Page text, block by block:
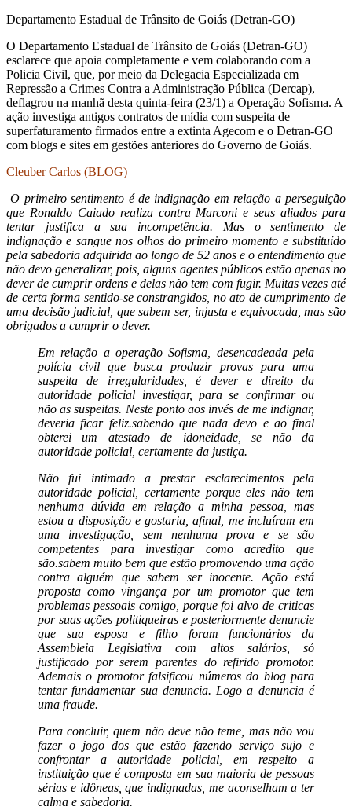
Departamento Estadual de Trânsito de Goiás (Detran-GO)
O Departamento Estadual de Trânsito de Goiás (Detran-GO)
esclarece que apoia completamente e vem colaborando com a
Policia Civil, que, por meio da Delegacia Especializada em
Repressão a Crimes Contra a Administração Pública (Dercap),
deflagrou na manhã desta quinta-feira (23/1) a Operação Sofisma. A
ação investiga antigos contratos de mídia com suspeita de
superfaturamento firmados entre a extinta Agecom e o Detran-GO
com blogs e sites em gestões anteriores do Governo de Goiás.
Cleuber Carlos (BLOG)
O primeiro sentimento é de indignação em relação a perseguição
que Ronaldo Caiado realiza contra Marconi e seus aliados para
tentar justifica a sua incompetência. Mas o sentimento de
indignação e sangue nos olhos do primeiro momento e substituído
pela sabedoria adquirida ao longo de 52 anos e o entendimento que
não devo generalizar, pois, alguns agentes públicos estão apenas no
dever de cumprir ordens e delas não tem com fugir. Muitas vezes até
de certa forma sentido-se constrangidos, no ato de cumprimento de
uma decisão judicial, que sabem ser, injusta e equivocada, mas são
obrigados a cumprir o dever.
Em relação a operação Sofisma, desencadeada pela
polícia civil que busca produzir provas para uma
suspeita de irregularidades, é dever e direito da
autoridade policial investigar, para se confirmar ou
não as suspeitas. Neste ponto aos invés de me indignar,
deveria ficar feliz.sabendo que nada devo e ao final
obterei um atestado de idoneidade, se não da
autoridade policial, certamente da justiça.
Não fui intimado a prestar esclarecimentos pela
autoridade policial, certamente porque eles não tem
nenhuma dúvida em relação a minha pessoa, mas
estou a disposição e gostaria, afinal, me incluíram em
uma investigação, sem nenhuma prova e se são
competentes para investigar como acredito que
são.sabem muito bem que estão promovendo uma ação
contra alguém que sabem ser inocente. Ação está
proposta como vingança por um promotor que tem
problemas pessoais comigo, porque foi alvo de criticas
por suas ações politiqueiras e posteriormente denuncie
que sua esposa e filho foram funcionários da
Assembleia Legislativa com altos salários, só
justificado por serem parentes do refirido promotor.
Ademais o promotor falsificou números do blog para
tentar fundamentar sua denuncia. Logo a denuncia é
uma fraude.
Para concluir, quem não deve não teme, mas não vou
fazer o jogo dos que estão fazendo serviço sujo e
confrontar a autoridade policial, em respeito a
instituição que é composta em sua maioria de pessoas
sérias e idôneas, que indignadas, me aconselham a ter
calma e sabedoria.